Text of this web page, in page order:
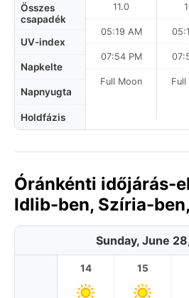
Összes
csapadék
UV-index
Napkelte
Napnyugta
Holdfázis
11.0
05:19 AM
07:54 PM
Full Moon Full
Óránkénti időjárás-
Idlib-ben, Szíria-
Sunday, June
14 15